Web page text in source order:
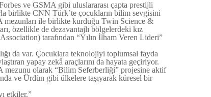
ve GSMA gibi uluslararası çapta prestijli
birlikte CNN Türk’te çocukların bilim sevgisini
mezunları ile birlikte kurduğu Twin Science &
özellikle de dezavantajlı bölgelerdeki kız
tarafından “Yılın İlham Veren Lideri”
da var. Çocuklara teknolojiyi toplumsal fayda
yapay zekâ araçlarını da hayata geçiriyor.
mezunu olarak “Bilim Seferberliği” projesine aktif
ve Ürdün gibi ülkelere taşıyarak küresel bir
etkiler.”